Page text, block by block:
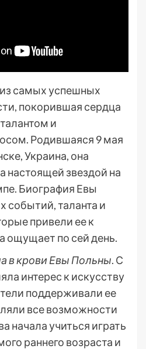
самых успешных
покорившая сердца
и
Родившаяся 9 мая
Украина, она
настоящей звездой на
Биография Евы
событий, таланта и
привели ее к
ощущает по сей день.
в крови Евы Польны. С
интерес к искусству
поддерживали ее
все возможности
начала учиться играть
раннего возраста и